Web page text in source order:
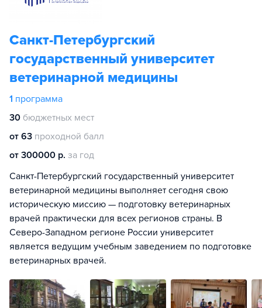
Санкт-Петербургский
государственный университет
ветеринарной медицины
1 программа
30 бюджетных мест
от 63 проходной балл
от 300000 р. за год
Санкт-Петербургский государственный университет
ветеринарной медицины выполняет сегодня свою
историческую миссию — подготовку ветеринарных
врачей практически для всех регионов страны. В
Северо-Западном регионе России университет
является ведущим учебным заведением по подготовке
ветеринарных врачей.